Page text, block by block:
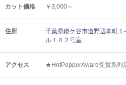
カット価格 ￥3,000～
住所
千葉県鎌ケ谷市道野辺本町
ル１０２号室
アクセス ★HotPepperAward受賞系